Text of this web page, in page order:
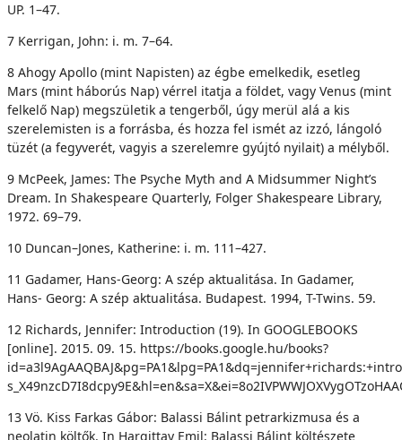
UP. 1–47.
7 Kerrigan, John: i. m. 7–64.
8 Ahogy Apollo (mint Napisten) az égbe emelkedik, esetleg
Mars (mint háborús Nap) vérrel itatja a földet, vagy Venus (mint
felkelő Nap) megszületik a tengerből, úgy merül alá a kis
szerelemisten is a forrásba, és hozza fel ismét az izzó, lángoló
tüzét (a fegyverét, vagyis a szerelemre gyújtó nyilait) a mélyből.
9 McPeek, James: The Psyche Myth and A Midsummer Night’s
Dream. In Shakespeare Quarterly, Folger Shakespeare Library,
1972. 69–79.
10 Duncan–Jones, Katherine: i. m. 111–427.
11 Gadamer, Hans-Georg: A szép aktualitása. In Gadamer,
Hans- Georg: A szép aktualitása. Budapest. 1994, T-Twins. 59.
12 Richards, Jennifer: Introduction (19). In GOOGLEBOOKS
[online]. 2015. 09. 15. https://books.google.hu/books?
13 Vö. Kiss Farkas Gábor: Balassi Bálint petrarkizmusa és a
neolatin költők. In Hargittay Emil: Balassi Bálint költészete